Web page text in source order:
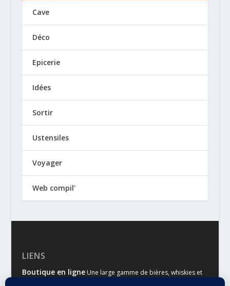
Cave
Déco
Epicerie
Idées
Sortir
Ustensiles
Voyager
Web compil'
LIENS
Boutique en ligneUne large gamme de bières, whiskies et